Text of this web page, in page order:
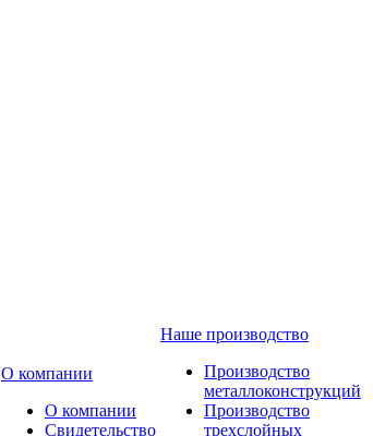
О компании
О компании
Свидетельство
Наше производство
Производство
металлоконструкций
Производство
трехслойных